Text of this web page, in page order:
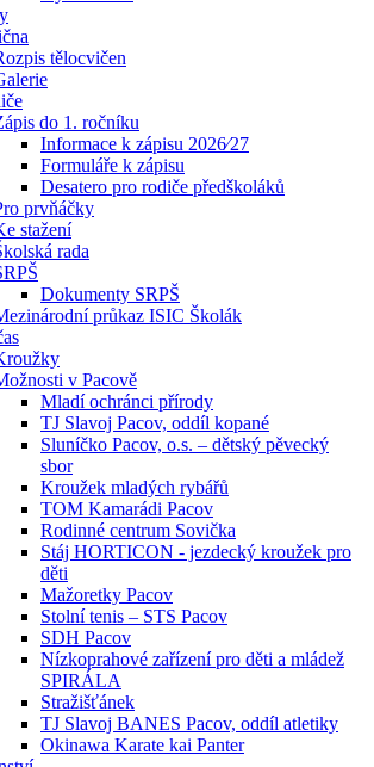
tělocvičen
do 1. ročníku
Informace k zápisu 2026⁄27
Formuláře k zápisu
Desatero pro rodiče předškoláků
prvňáčky
stažení
rada
Dokumenty SRPŠ
průkaz ISIC Školák
v Pacově
Mladí ochránci přírody
TJ Slavoj Pacov, oddíl kopané
Sluníčko Pacov, o.s. – dětský pěvecký
sbor
Kroužek mladých rybářů
TOM Kamarádi Pacov
Rodinné centrum Sovička
Stáj HORTICON - jezdecký kroužek pro
děti
Mažoretky Pacov
Stolní tenis – STS Pacov
SDH Pacov
Nízkoprahové zařízení pro děti a mládež
SPIRÁLA
Stražišťánek
TJ Slavoj BANES Pacov, oddíl atletiky
Okinawa Karate kai Panter